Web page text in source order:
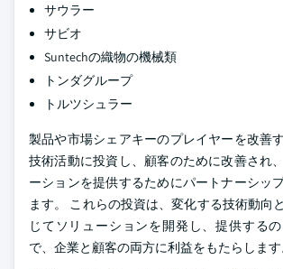
サウラー
サビオ
Suntechの織物の機械類
トンダグループ
トルツシュラー
製品や市場シェアキーのプレイヤーを改善
技術活動に投資し、顧客のために改善され
ーションを提供するためにパートナーシッ
ます。 これらの投資は、変化する技術動向
じてソリューションを開発し、提供する
で、企業と顧客の両方に利益をもたらします